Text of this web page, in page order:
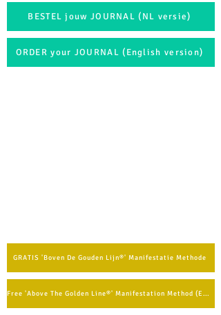
BESTEL jouw JOURNAL (NL versie)
ORDER your JOURNAL (English version)
GRATIS 'Boven De Gouden Lijn®' Manifestatie Methode
Free 'Above The Golden Line®' Manifestation Method (English)